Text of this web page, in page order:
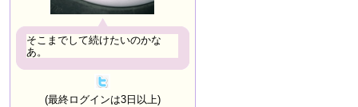
そこまでして続けたいのかな
あ。
(最終ログインは3日以上)